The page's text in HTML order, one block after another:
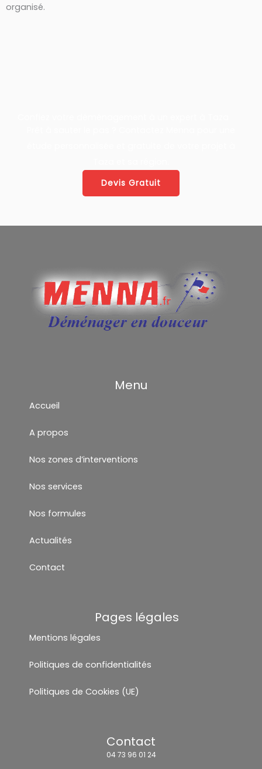
organisé.
Devis Gratuit
Menu
Accueil
A propos
Nos zones d’interventions
Nos services
Nos formules
Actualités
Contact
Pages légales
Mentions légales
Politiques de confidentialités
Politiques de Cookies (UE)
Contact
04 73 96 01 24